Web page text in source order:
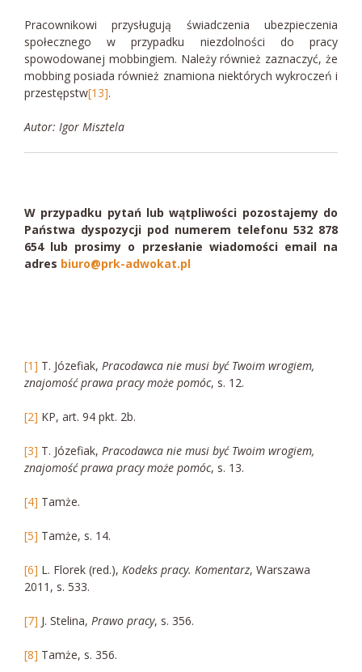
Pracownikowi przysługują świadczenia ubezpieczenia
społecznego w przypadku niezdolności do pracy
spowodowanej mobbingiem. Należy również zaznaczyć, że
mobbing posiada również znamiona niektórych wykroczeń i
przestępstw[13].
Autor: Igor Misztela
W przypadku pytań lub wątpliwości pozostajemy do
Państwa dyspozycji pod numerem telefonu 532 878
654 lub prosimy o przesłanie wiadomości email na
adres biuro@prk-adwokat.pl
[1] T. Józefiak, Pracodawca nie musi być Twoim wrogiem,
znajomość prawa pracy może pomóc, s. 12.
[2] KP, art. 94 pkt. 2b.
[3] T. Józefiak, Pracodawca nie musi być Twoim wrogiem,
znajomość prawa pracy może pomóc, s. 13.
[4] Tamże.
[5] Tamże, s. 14.
[6] L. Florek (red.), Kodeks pracy. Komentarz, Warszawa
2011, s. 533.
[7] J. Stelina, Prawo pracy, s. 356.
[8] Tamże, s. 356.